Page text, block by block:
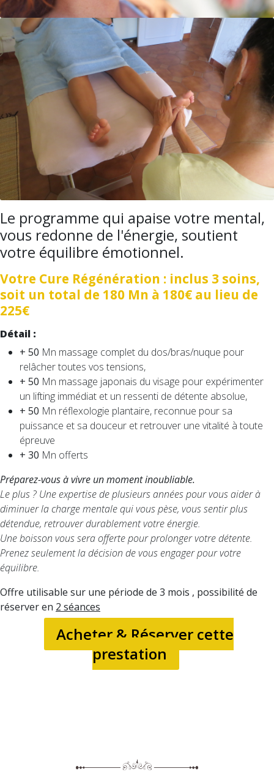
Le programme qui apaise votre mental,
vous redonne de l'énergie, soutient
votre équilibre émotionnel.
Votre Cure Régénération : inclus 3 soins,
soit un total de 180 Mn à 180€ au lieu de
225€
Détail :
+ 50 Mn massage complet du dos/bras/nuque pour
relâcher toutes vos tensions,
+ 50 Mn massage japonais du visage pour expérimenter
un lifting immédiat et un ressenti de détente absolue,
+ 50 Mn réflexologie plantaire, reconnue pour sa
puissance et sa douceur et retrouver une vitalité à toute
épreuve
+ 30 Mn offerts
Préparez-vous à vivre un moment inoubliable.
Le plus ? Une expertise de plusieurs années pour vous aider à
diminuer la charge mentale qui vous pèse, vous sentir plus
détendue, retrouver durablement votre énergie.
Une boisson vous sera offerte pour prolonger votre détente.
Prenez seulement la décision de vous engager pour votre
équilibre.
Offre utilisable sur une période de 3 mois , possibilité de
réserver en 2 séances
Acheter & Réserver cette
prestation